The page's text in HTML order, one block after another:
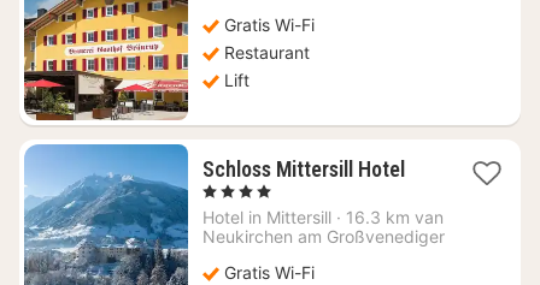
Gratis Wi-Fi
Restaurant
Lift
Schloss Mittersill Hotel1
vanaf
€
286,97
, 4 Sterren
Hotel in Mittersill · 16.3 km van
Neukirchen am Großvenediger
Gratis Wi-Fi